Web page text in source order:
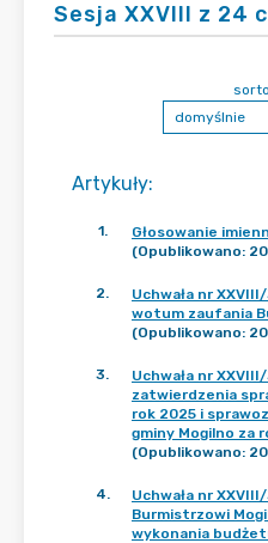
Sesja XXVIII z 24
Artykuły:
1.
Głosowanie
(Opublikowano:
2.
Uchwała nr
wotum zaufania
(Opublikowano:
3.
Uchwała nr
zatwierdzenia
rok 2025 i
gminy Mogilno za
(Opublikowano:
4.
Uchwała nr
Burmistrzowi
wykonania